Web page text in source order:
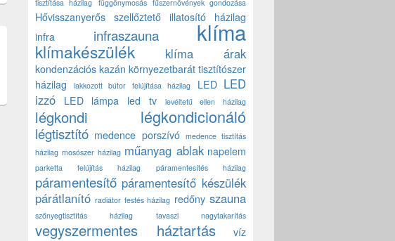
tisztítása házilag függönymosás fűszernövények gondozása
Hővisszanyerős szellőztető illatosító házilag
infra
infraszauna klíma
klímakészülék klíma árak
kondenzációs kazán környezetbarát tisztítószer
házilag
lakkozott bútor felújítása házilag LED LED
izzó
LED lámpa led tv levéltetű ellen házilag
légkondi légkondicionáló
légtisztító medence porszívó medence tisztítás
házilag mosószer házilag műanyag ablak napelem
parketta felújítás házilag páramentesítés házilag
páramentesítő páramentesítő készülék
párátlanító radiátor festés házilag redőny szauna
szőnyegtisztítás házilag tavaszi nagytakarítás
vegyszermentes háztartás víz